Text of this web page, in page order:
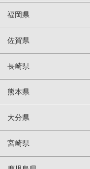
福岡県
佐賀県
長崎県
熊本県
大分県
宮崎県